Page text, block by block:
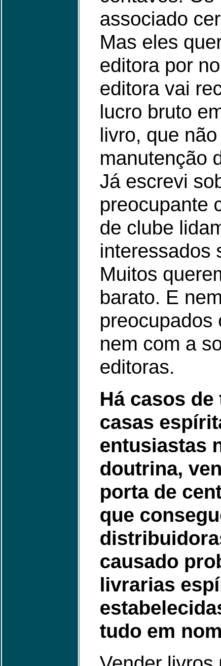
associado
Mas eles
editora por
editora vai
lucro bruto
livro, que
manutenção
Já escrevi
preocupante
de clube
interessados
Muitos
barato. E
preocupados
nem com a
editoras.
Há casos
casas
entusiastas
doutrina,
porta de
que
causado
livrarias
tudo em